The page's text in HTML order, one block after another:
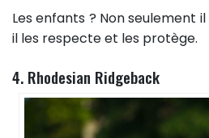
Les enfants ? Non seulement
il les respecte et les protège.
4. Rhodesian Ridgeback